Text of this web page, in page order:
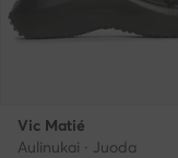
Vic Matié
Aulinukai · Juoda